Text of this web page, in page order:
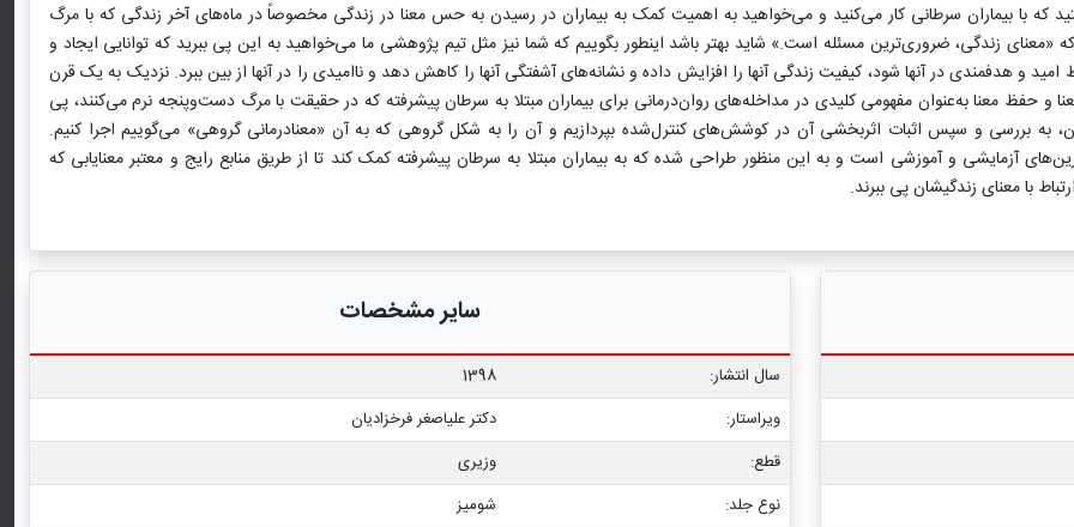
که با بیماران سرطانی کار می‌کنید و می‌خواهید به اهمیت کمک به بیماران در رسیدن به حس معنا در زندگی مخصوصاً در ماه‌های آخر زندگی که با مرگ
«معنای زندگی، ضروری‌ترین مسئله است.» شاید بهتر باشد اینطور بگوییم که شما نیز مثل تیم پژوهشی ما می‌خواهید به این پی ببرید که توانایی ایجاد و
و هدفمندی در آنها شود، کیفیت زندگی آنها را افزایش داده و نشانه‌های آشفتگی آنها را کاهش دهد و ناامیدی را در آنها از بین ببرد. نزدیک به یک قرن
و حفظ معنا به‌عنوان مفهومی کلیدی در مداخله‌های روان‌درمانی برای بیماران مبتلا به سرطان پیشرفته که در حقیقت با مرگ دست‌وپنجه نرم می‌کنند، پی
آن، به بررسی و سپس اثبات اثربخشی آن در کوشش‌های کنترل‌شده بپردازیم و آن را به شکل گروهی که به آن «معنادرمانی گروهی» می‌گوییم اجرا کنیم.
و آموزشی است و به این منظور طراحی شده که به بیماران مبتلا به سرطان پیشرفته کمک کند تا از طریق منابع رایج و معتبر معنایابی که
با معنای زندگیشان پی ببرند.
سایر مشخصات
سال انتشار:
1398
ویراستار:
دکتر علیاصغر فرخزادیان
قطع:
وزیری
نوع جلد:
شومیز